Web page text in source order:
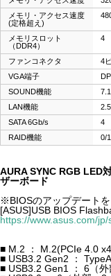
メモリ・アクセス速度
(定格超え)
メモリスロット
（DDR4）
4
ファンコネクタ
4
VGA端子
SOUND機能
LAN機能
SATA 6Gb/s
4
RAID機能
0/
AURA SYNC RGB LED
ザーボード
※BIOSのアップデート
[ASUS]USB BIOS
https://www.asus.com/
■ M.2 ： M.2(PCIe 4.0
■ USB3.2 Gen2 ：
■ USB3.2 Gen1 ： 6（外